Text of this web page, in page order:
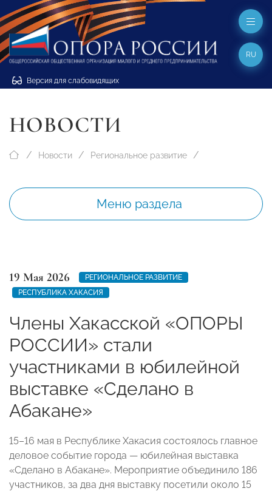
Версия для слабовидящих
RU
НОВОСТИ
Новости Региональное развитие
Меню раздела
19 Мая 2026
РЕГИОНАЛЬНОЕ РАЗВИТИЕ
РЕСПУБЛИКА ХАКАСИЯ
Члены Хакасской «ОПОРЫ
РОССИИ» стали
участниками в юбилейной
выставке «Сделано в
Абакане»
15–16 мая в Республике Хакасия состоялось главное
деловое событие города — юбилейная выставка
«Сделано в Абакане». Мероприятие объединило 186
участников, за два дня выставку посетили около 15